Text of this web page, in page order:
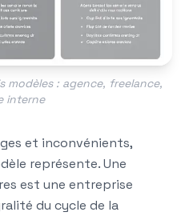
modèles : agence, freelance,
interne
et inconvénients,
représente. Une
est une entreprise
du cycle de la